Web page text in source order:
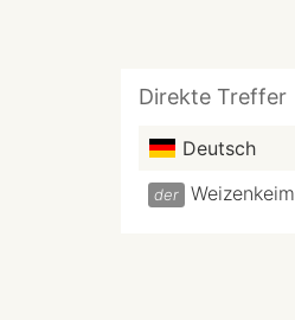
Direkte Treffer
Deutsch
der Weizenkeim